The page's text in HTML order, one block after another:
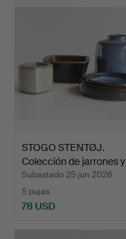
STOGO STENTØJ.
Colección de jarrones y
cue…
Subastado 25 jun 2026
5 pujas
78 USD